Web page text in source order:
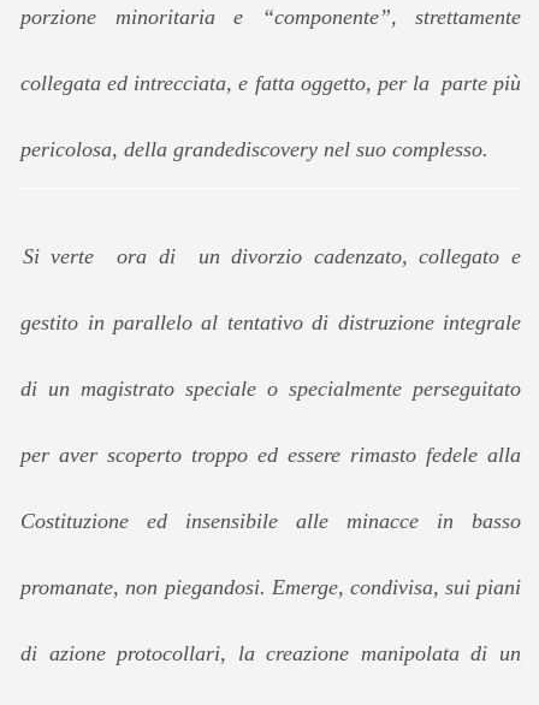
porzione minoritaria e “componente”, strettamente
collegata ed intrecciata, e fatta oggetto, per la parte più
pericolosa, della grandediscovery nel suo complesso.
Si verte ora di un divorzio cadenzato, collegato e
gestito in parallelo al tentativo di distruzione integrale
di un magistrato speciale o specialmente perseguitato
per aver scoperto troppo ed essere rimasto fedele alla
Costituzione ed insensibile alle minacce in basso
promanate, non piegandosi. Emerge, condivisa, sui piani
di azione protocollari, la creazione manipolata di un